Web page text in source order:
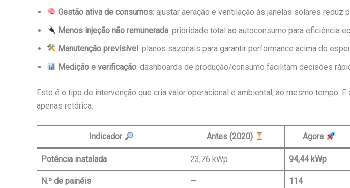
Gestão ativa de consumos: ajustar aeração e ventilação às janelas solares reduz
Menos injeção não remunerada: prioridade total ao autoconsumo para eficiência
Manutenção previsível: planos sazonais para garantir performance acima do
Medição e verificação: dashboards de produção/consumo facilitam decisões
Este é o tipo de intervenção que cria valor operacional e ambiental, ao mesmo tempo.
apenas retórica.
Indicador Antes (2020) Agora
Potência instalada 23,76 kWp 94,44 kWp
N.º de painéis — 114